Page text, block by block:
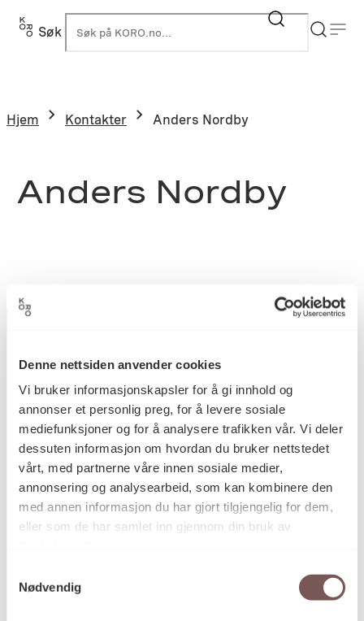
Denne nettsiden anvender cookies
Vi bruker informasjonskapsler for å gi innhold og
annonser et personlig preg, for å levere sosiale
mediefunksjoner og for å analysere trafikken vår. Vi deler
dessuten informasjon om hvordan du bruker nettstedet
vårt, med partnerne våre innen sosiale medier,
annonsering og analysearbeid, som kan kombinere den
med annen informasjon du har gjort tilgjengelig for dem,
eller som de har samlet inn gjennom din bruk av
Nødvendig
Søk
Hjem Kontakter Anders Nordby
Anders Nordby
Postadresse
Postboks 6994
St. Olavs plass
0130 Oslo
post@koro.no